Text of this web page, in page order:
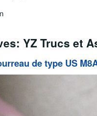
YZ Trucs et
de type US